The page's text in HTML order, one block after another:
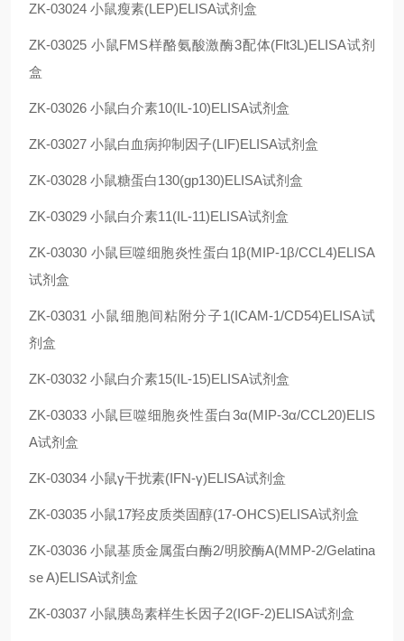
ZK-03024 小鼠瘦素(LEP)ELISA试剂盒
ZK-03025 小鼠FMS样酪氨酸激酶3配体(Flt3L)ELISA试剂
盒
ZK-03026 小鼠白介素10(IL-10)ELISA试剂盒
ZK-03027 小鼠白血病抑制因子(LIF)ELISA试剂盒
ZK-03028 小鼠糖蛋白130(gp130)ELISA试剂盒
ZK-03029 小鼠白介素11(IL-11)ELISA试剂盒
ZK-03030 小鼠巨噬细胞炎性蛋白1β(MIP-1β/CCL4)ELISA
试剂盒
ZK-03031 小鼠细胞间粘附分子1(ICAM-1/CD54)ELISA试
剂盒
ZK-03032 小鼠白介素15(IL-15)ELISA试剂盒
ZK-03033 小鼠巨噬细胞炎性蛋白3α(MIP-3α/CCL20)ELIS
A试剂盒
ZK-03034 小鼠γ干扰素(IFN-γ)ELISA试剂盒
ZK-03035 小鼠17羟皮质类固醇(17-OHCS)ELISA试剂盒
ZK-03036 小鼠基质金属蛋白酶2/明胶酶A(MMP-2/Gelatina
se A)ELISA试剂盒
ZK-03037 小鼠胰岛素样生长因子2(IGF-2)ELISA试剂盒